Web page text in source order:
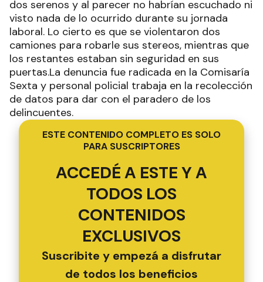
dos serenos y al parecer no habrían escuchado ni
visto nada de lo ocurrido durante su jornada
laboral. Lo cierto es que se violentaron dos
camiones para robarle sus stereos, mientras que
los restantes estaban sin seguridad en sus
puertas.La denuncia fue radicada en la Comisaría
Sexta y personal policial trabaja en la recolección
de datos para dar con el paradero de los
delincuentes.
ESTE CONTENIDO COMPLETO ES SOLO
PARA SUSCRIPTORES
ACCEDÉ A ESTE Y A
TODOS LOS
CONTENIDOS
EXCLUSIVOS
Suscribite y empezá a disfrutar
de todos los beneficios